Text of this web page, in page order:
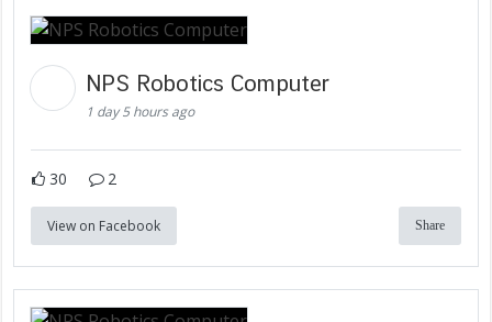
NPS Robotics Computer
1 day 5 hours ago
30 2
View on Facebook Share